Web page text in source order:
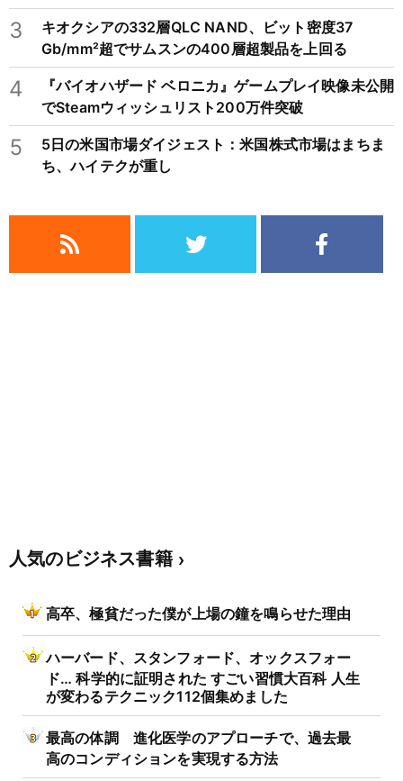
3
キオクシアの332層QLC NAND、ビット密度37
Gb/mm²超でサムスンの400層超製品を上回る
4
『バイオハザード ベロニカ』ゲームプレイ映像未公開
でSteamウィッシュリスト200万件突破
5
5日の米国市場ダイジェスト：米国株式市場はまちま
ち、ハイテクが重し
人気のビジネス書籍
高卒、極貧だった僕が上場の鐘を鳴らせた理由
ハーバード、スタンフォード、オックスフォー
ド… 科学的に証明された すごい習慣大百科 人生
が変わるテクニック112個集めました
最高の体調 進化医学のアプローチで、過去最
高のコンディションを実現する方法